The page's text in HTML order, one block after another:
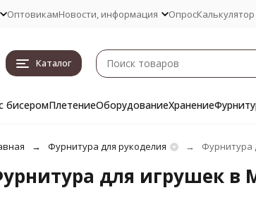
ОптовикамНовости, информация Опрос
Каталог
бисеромПлетениеОборудованиеХранение
Фурнитура для рукоделия Фурнитура
для игрушек в